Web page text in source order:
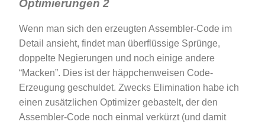
Optimierungen 2
Wenn man sich den erzeugten Assembler-Code im
Detail ansieht, findet man überflüssige Sprünge,
doppelte Negierungen und noch einige andere
“Macken”. Dies ist der häppchenweisen Code-
Erzeugung geschuldet. Zwecks Elimination habe ich
einen zusätzlichen Optimizer gebastelt, der den
Assembler-Code noch einmal verkürzt (und damit